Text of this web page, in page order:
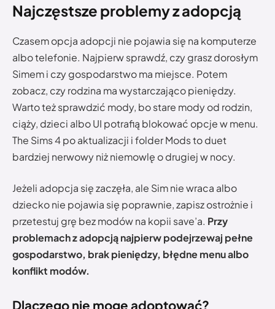
Najczęstsze problemy z adopcją
Czasem opcja adopcji nie pojawia się na komputerze
albo telefonie. Najpierw sprawdź, czy grasz dorosłym
Simem i czy gospodarstwo ma miejsce. Potem
zobacz, czy rodzina ma wystarczająco pieniędzy.
Warto też sprawdzić mody, bo stare mody od rodzin,
ciąży, dzieci albo UI potrafią blokować opcje w menu.
The Sims 4 po aktualizacji i folder Mods to duet
bardziej nerwowy niż niemowlę o drugiej w nocy.
Jeżeli adopcja się zaczęła, ale Sim nie wraca albo
dziecko nie pojawia się poprawnie, zapisz ostrożnie i
przetestuj grę bez modów na kopii save’a. Przy
problemach z adopcją najpierw podejrzewaj pełne
gospodarstwo, brak pieniędzy, błędne menu albo
konflikt modów.
Dlaczego nie mogę adoptować?